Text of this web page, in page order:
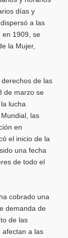
días y
a las
en 1909, se
la Mujer,
de las
de marzo se
lucha
las
en
el inicio de la
una fecha
de todo el
cobrado una
demanda de
de las
afectan a las